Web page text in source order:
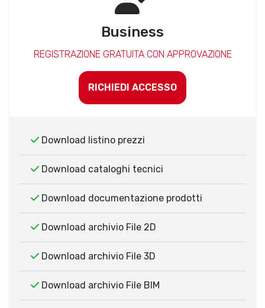
Business
REGISTRAZIONE GRATUITA CON APPROVAZIONE
RICHIEDI ACCESSO
Download listino prezzi
Download cataloghi tecnici
Download documentazione prodotti
Download archivio File 2D
Download archivio File 3D
Download archivio File BIM